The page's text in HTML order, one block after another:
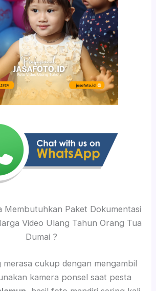
Membutuhkan Paket Dokumentasi
Video Ulang Tahun Orang Tua
Dumai ?
merasa cukup dengan mengambil
kamera ponsel saat pesta